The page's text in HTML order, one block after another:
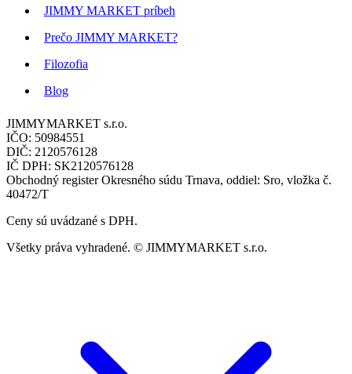
JIMMY MARKET príbeh
Prečo JIMMY MARKET?
Filozofia
Blog
JIMMYMARKET s.r.o.
IČO: 50984551
DIČ: 2120576128
IČ DPH: SK2120576128
Obchodný register Okresného súdu Trnava, oddiel: Sro, vložka č.
40472/T
Ceny sú uvádzané s DPH.
Všetky práva vyhradené. © JIMMYMARKET s.r.o.